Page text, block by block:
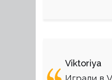
Viktoriya